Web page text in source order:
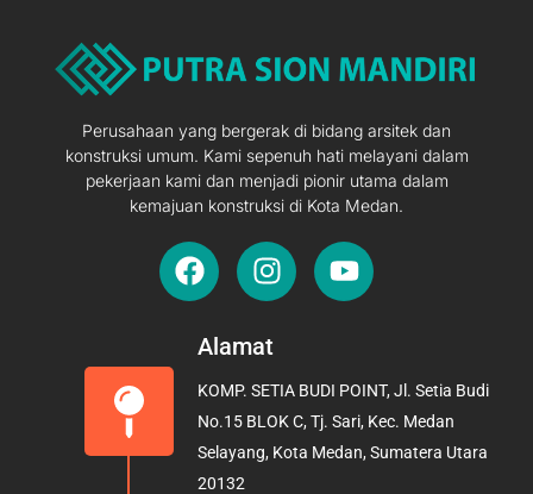
Perusahaan yang bergerak di bidang arsitek dan
konstruksi umum. Kami sepenuh hati melayani dalam
pekerjaan kami dan menjadi pionir utama dalam
kemajuan konstruksi di Kota Medan.
F
a
e
o
o
k
I
n
t
g
r
a
Y
o
b
e
Alamat
KOMP. SETIA BUDI POINT, Jl. Setia Budi
No.15 BLOK C, Tj. Sari, Kec. Medan
Selayang, Kota Medan, Sumatera Utara
20132